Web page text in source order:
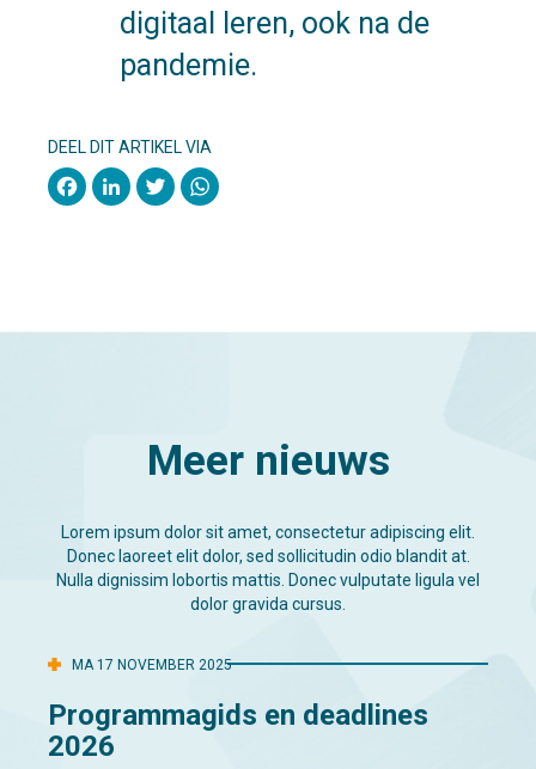
digitaal leren, ook na de
pandemie.
DEEL DIT ARTIKEL VIA
Facebook
LinkedIn
Twitter
Meer nieuws
Lorem ipsum dolor sit amet, consectetur adipiscing elit.
Donec laoreet elit dolor, sed sollicitudin odio blandit at.
Nulla dignissim lobortis mattis. Donec vulputate ligula vel
dolor gravida cursus.
MA 17 NOVEMBER 2025
Programmagids en deadlines
2026